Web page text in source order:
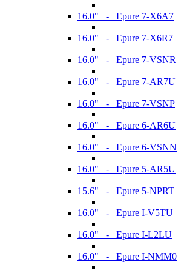
16.0" - Epure 7-X6A7
16.0" - Epure 7-X6R7
16.0" - Epure 7-VSNR
16.0" - Epure 7-AR7U
16.0" - Epure 7-VSNP
16.0" - Epure 6-AR6U
16.0" - Epure 6-VSNN
16.0" - Epure 5-AR5U
15.6" - Epure 5-NPRT
16.0" - Epure I-V5TU
16.0" - Epure I-L2LU
16.0" - Epure I-NMM0